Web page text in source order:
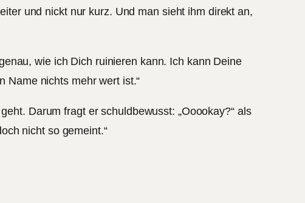
und nickt nur kurz. Und man sieht ihm direkt an,
wie ich Dich ruinieren kann. Ich kann Deine
Name nichts mehr wert ist.“
Darum fragt er schuldbewusst: „Ooookay?“ als
nicht so gemeint.“